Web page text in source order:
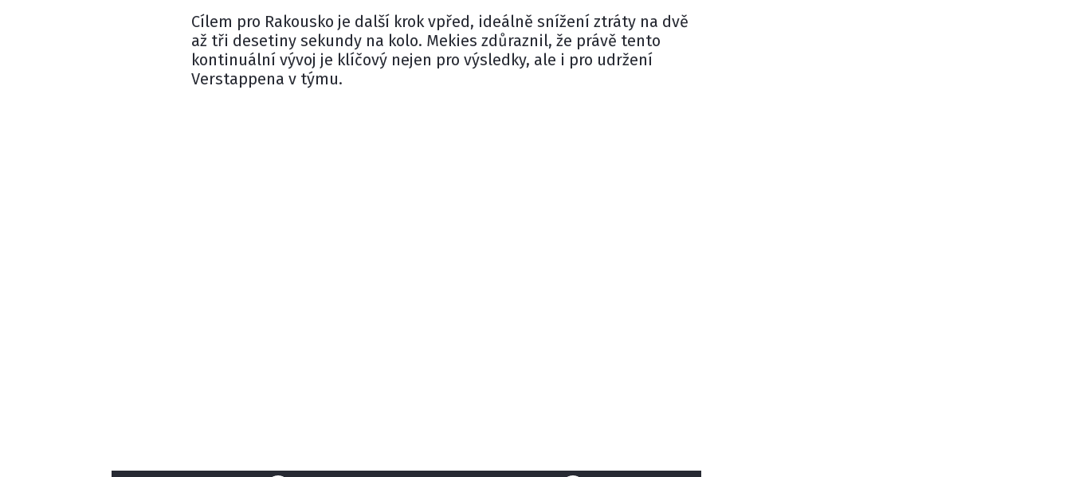
Cílem pro Rakousko je další krok vpřed, ideálně snížení ztráty na dvě
až tři desetiny sekundy na kolo. Mekies zdůraznil, že právě tento
kontinuální vývoj je klíčový nejen pro výsledky, ale i pro udržení
Verstappena v týmu.